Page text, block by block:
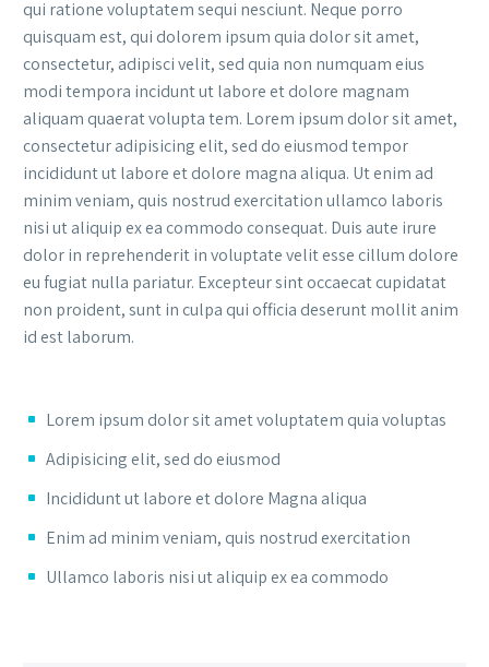
qui ratione voluptatem sequi nesciunt. Neque porro
quisquam est, qui dolorem ipsum quia dolor sit amet,
consectetur, adipisci velit, sed quia non numquam eius
modi tempora incidunt ut labore et dolore magnam
aliquam quaerat volupta tem. Lorem ipsum dolor sit amet,
consectetur adipisicing elit, sed do eiusmod tempor
incididunt ut labore et dolore magna aliqua. Ut enim ad
minim veniam, quis nostrud exercitation ullamco laboris
nisi ut aliquip ex ea commodo consequat. Duis aute irure
dolor in reprehenderit in voluptate velit esse cillum dolore
eu fugiat nulla pariatur. Excepteur sint occaecat cupidatat
non proident, sunt in culpa qui officia deserunt mollit anim
id est laborum.
Lorem ipsum dolor sit amet voluptatem quia voluptas
Adipisicing elit, sed do eiusmod
Incididunt ut labore et dolore Magna aliqua
Enim ad minim veniam, quis nostrud exercitation
Ullamco laboris nisi ut aliquip ex ea commodo